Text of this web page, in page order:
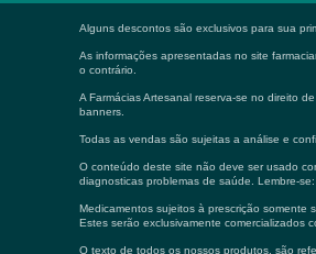
Alguns descontos são exclusivos para sua
As informações apresentadas no site
o contrário.
A Farmácias Artesanal reserva-se no direito
banners.
Todas as vendas são sujeitas a análise e
O conteúdo deste site não deve ser usado
diagnosticas problemas de saúde. Lembre-
Medicamentos sujeitos à prescrição somente
Estes serão exclusivamente comercializados
O texto de todos os nossos produtos, são